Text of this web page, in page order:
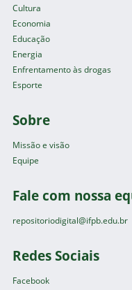
Cultura
Economia
Educação
Energia
Enfrentamento às drogas
Esporte
Sobre
Missão e visão
Equipe
Fale com nossa
repositoriodigital@ifpb.edu.br
Redes Sociais
Facebook